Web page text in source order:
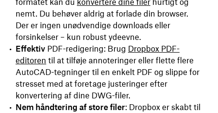
formatet kan du konvertere dine filer hurtigt og
nemt. Du behøver aldrig at forlade din browser.
Der er ingen unødvendige downloads eller
forsinkelser – kun robust ydeevne.
Effektiv PDF-redigering: Brug Dropbox PDF-
editoren til at tilføje annoteringer eller flette flere
AutoCAD-tegninger til en enkelt PDF og slippe for
stresset med at foretage justeringer efter
konvertering af dine DWG-filer.
Nem håndtering af store filer: Dropbox er skabt til